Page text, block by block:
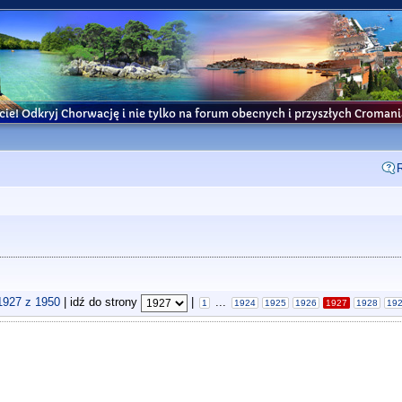
Odkryj Chorwację i nie tylko na forum obecnych i przyszłych
z 1950| idź do strony 1 ... 1924 1925 1926 1927 1928